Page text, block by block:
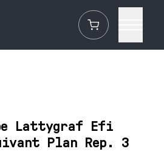
Lattygraf Efi
Plan Rep. 3